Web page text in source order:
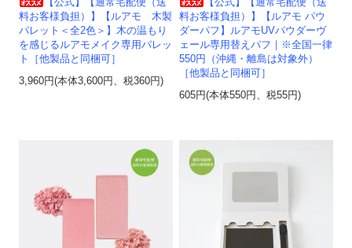
【公式】【通常宅配便（送
料お客様負担）】【ルアモ 木製
パレット＜全2色＞】木の温もり
を感じるルアモメイク専用パレッ
ト［他製品と同梱可］
3,960円(本体3,600円、税360円)
【公式】【通常宅配便（送
料お客様負担）】【ルアモ パウ
ダーパフ】ルアモUVパウダーヴ
ェール専用替えパフ｜※全国一律
550円（沖縄・離島は対象外）
［他製品と同梱可］
605円(本体550円、税55円)